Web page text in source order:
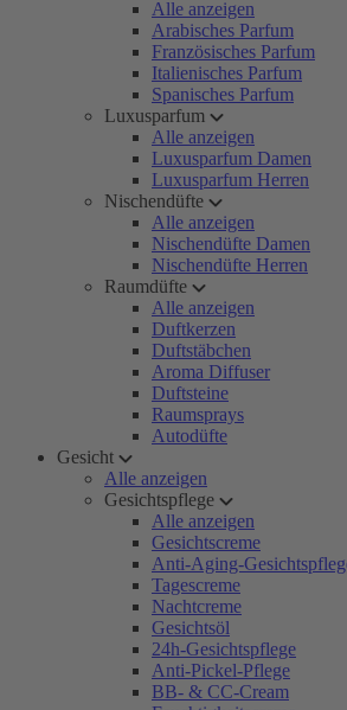
Alle anzeigen
Arabisches Parfum
Französisches Parfum
Italienisches Parfum
Spanisches Parfum
Luxusparfum
Alle anzeigen
Luxusparfum Damen
Luxusparfum Herren
Nischendüfte
Alle anzeigen
Nischendüfte Damen
Nischendüfte Herren
Raumdüfte
Alle anzeigen
Duftkerzen
Duftstäbchen
Aroma Diffuser
Duftsteine
Raumsprays
Autodüfte
Gesicht
Alle anzeigen
Gesichtspflege
Alle anzeigen
Gesichtscreme
Anti-Aging-
Tagescreme
Nachtcreme
Gesichtsöl
24h-Gesichtspflege
Anti-Pickel-Pflege
BB- & CC-Cream